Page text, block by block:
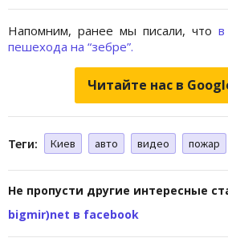
Напомним, ранее мы писали, что
пешехода на “зебре”.
Читайте нас в
Теги: Киев авто видео пожар
Не пропусти другие интересные
bigmir)net в facebook